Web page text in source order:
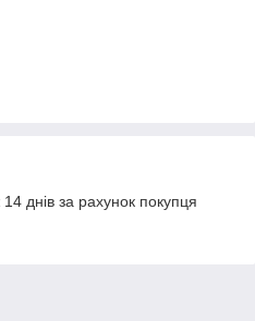
днів за рахунок покупця